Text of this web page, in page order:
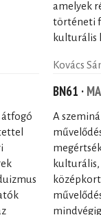
amelyek
történeti
kulturális
átfogó
Kovács
BN61 ·
A